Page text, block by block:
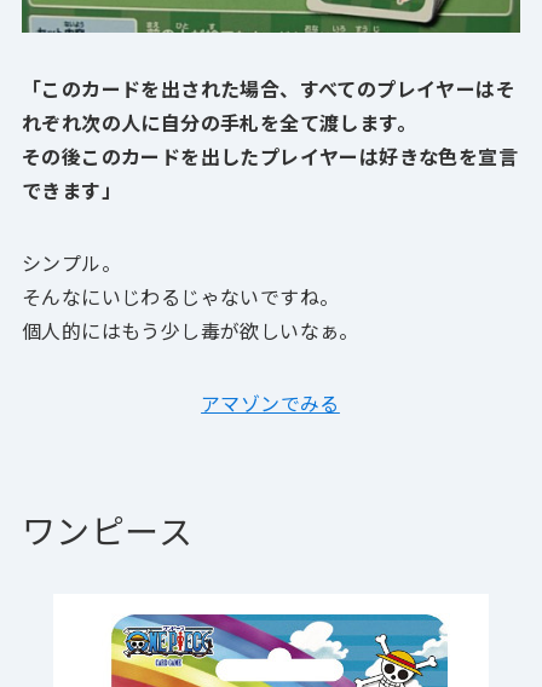
「このカードを出された場合、すべてのプレイヤーはそ
れぞれ次の人に自分の手札を全て渡します。
その後このカードを出したプレイヤーは好きな色を宣言
できます」
シンプル。
そんなにいじわるじゃないですね。
個人的にはもう少し毒が欲しいなぁ。
アマゾンでみる
ワンピース